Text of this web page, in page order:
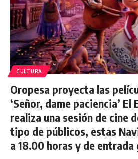
CULTURA
Oropesa proyecta las
‘Señor, dame paciencia’ El
realiza una sesión de cine
tipo de públicos, estas
a 18.00 horas y de